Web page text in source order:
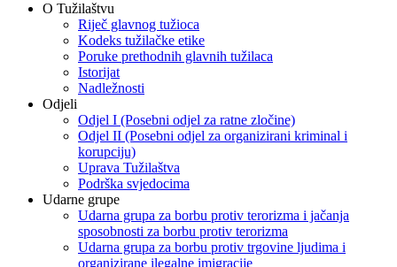
O Tužilaštvu
Riječ glavnog tužioca
Kodeks tužilačke etike
Poruke prethodnih glavnih tužilaca
Istorijat
Nadležnosti
Odjeli
Odjel I (Posebni odjel za ratne zločine)
Odjel II (Posebni odjel za organizirani kriminal i
korupciju)
Uprava Tužilaštva
Podrška svjedocima
Udarne grupe
Udarna grupa za borbu protiv terorizma i jačanja
sposobnosti za borbu protiv terorizma
Udarna grupa za borbu protiv trgovine ljudima i
organizirane ilegalne imigracije